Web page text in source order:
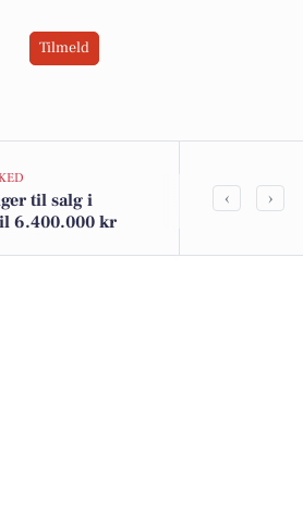
Tilmeld
til salg i
6.400.000 kr
Bo er ikke
‹ ›